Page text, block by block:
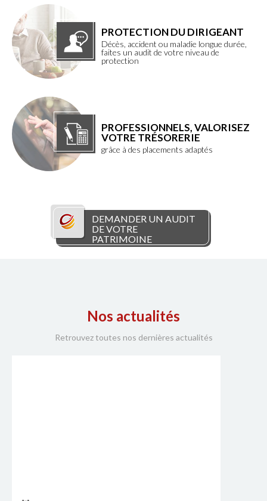
PROTECTION DU DIRIGEANT
Décès, accident ou maladie longue durée,
faites un audit de votre niveau de
protection
PROFESSIONNELS, VALORISEZ
VOTRE TRÉSORERIE
grâce à des placements adaptés
DEMANDER UN AUDIT
DE VOTRE
PATRIMOINE
Nos actualités
Retrouvez toutes nos dernières actualités